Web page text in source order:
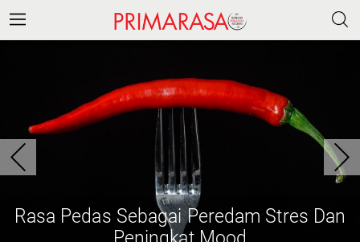
Rasa Pedas Sebagai Peredam Stres Dan